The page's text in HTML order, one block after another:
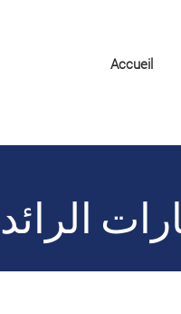
Accueil